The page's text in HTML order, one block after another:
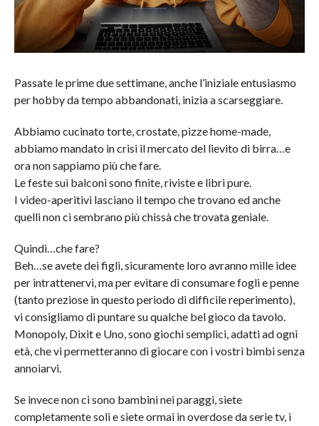
Passate le prime due settimane, anche l’iniziale entusiasmo
per hobby da tempo abbandonati, inizia a scarseggiare.
Abbiamo cucinato torte, crostate, pizze home-made,
abbiamo mandato in crisi il mercato del lievito di birra…e
ora non sappiamo più che fare.
Le feste sui balconi sono finite, riviste e libri pure.
I video-aperitivi lasciano il tempo che trovano ed anche
quelli non ci sembrano più chissà che trovata geniale.
Quindi…che fare?
Beh…se avete dei figli, sicuramente loro avranno mille idee
per intrattenervi, ma per evitare di consumare fogli e penne
(tanto preziose in questo periodo di difficile reperimento),
vi consigliamo di puntare su qualche bel gioco da tavolo.
Monopoly, Dixit e Uno, sono giochi semplici, adatti ad ogni
età, che vi permetteranno di giocare con i vostri bimbi senza
annoiarvi.
Se invece non ci sono bambini nei paraggi, siete
completamente soli e siete ormai in overdose da serie tv, i